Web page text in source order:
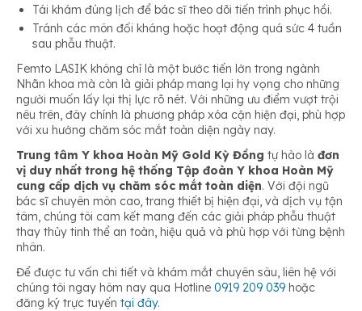
Tái khám đúng lịch để bác sĩ theo dõi tiến trình phục hồi.
Tránh các môn đối kháng hoặc hoạt động quá sức 4 tuần
sau phẫu thuật.
Femto LASIK không chỉ là một bước tiến lớn trong ngành
Nhãn khoa mà còn là giải pháp mang lại hy vọng cho những
người muốn lấy lại thị lực rõ nét. Với những ưu điểm vượt trội
nêu trên, đây chính là phương pháp xóa cận hiện đại, phù hợp
với xu hướng chăm sóc mắt toàn diện ngày nay.
Trung tâm Y khoa Hoàn Mỹ Gold Kỳ Đồng tự hào là đơn
vị duy nhất trong hệ thống Tập đoàn Y khoa Hoàn Mỹ
cung cấp dịch vụ chăm sóc mắt toàn diện. Với đội ngũ
bác sĩ chuyên môn cao, trang thiết bị hiện đại, và dịch vụ tận
tâm, chúng tôi cam kết mang đến các giải pháp phẫu thuật
thay thủy tinh thể an toàn, hiệu quả và phù hợp với từng bệnh
nhân.
Để được tư vấn chi tiết và khám mắt chuyên sâu, liên hệ với
chúng tôi ngay hôm nay qua Hotline 0919 209 039 hoặc
đăng ký trực tuyến tại đây.